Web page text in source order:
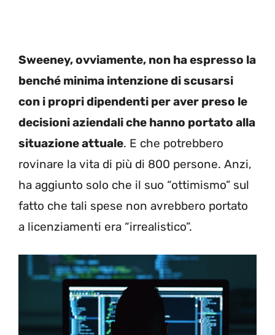
Sweeney, ovviamente, non ha espresso la
benché minima intenzione di scusarsi
con i propri dipendenti per aver preso le
decisioni aziendali che hanno portato alla
situazione attuale. E che potrebbero
rovinare la vita di più di 800 persone. Anzi,
ha aggiunto solo che il suo “ottimismo” sul
fatto che tali spese non avrebbero portato
a licenziamenti era “irrealistico”.